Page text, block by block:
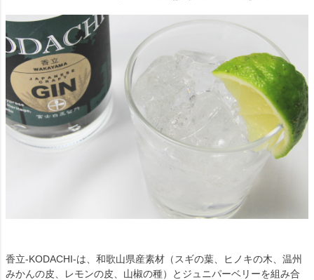
香立-KODACHI-は、和歌山県産素材（スギの葉、ヒノキの木、温州
みかんの皮、レモンの皮、山椒の種）とジュニパーベリーを組み合